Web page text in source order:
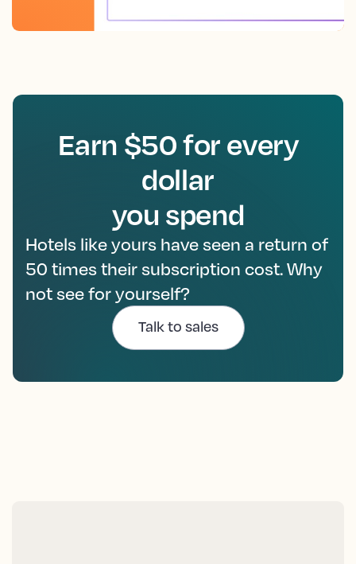
Earn $50 for every
dollar
you spend
Hotels like yours have seen a return of
50 times their subscription cost. Why
not see for yourself?
Talk to sales